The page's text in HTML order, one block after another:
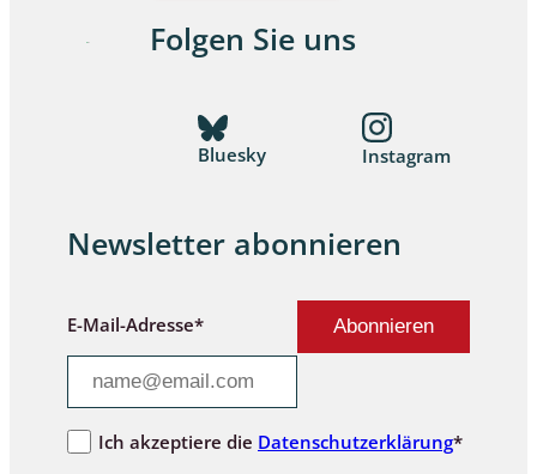
Folgen Sie uns
Bluesky Instagram
Newsletter abonnieren
E-Mail-Adresse*
Ich akzeptiere die Datenschutzerklärung*